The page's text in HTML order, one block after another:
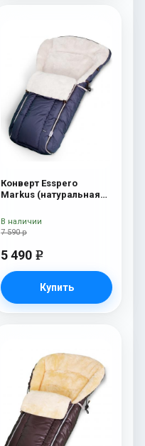
Конверт Esspero
Markus (натуральная
7 590 р
5 490 e
Купить
В наличии